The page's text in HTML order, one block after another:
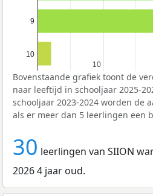
10
10
9
10
Bovenstaande grafiek toont de
naar leeftijd in schooljaar 2025-
schooljaar 2023-2024 worden de
als er meer dan 5 leerlingen een
30 leerlingen van SIION
2026 4 jaar oud.